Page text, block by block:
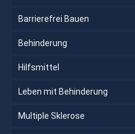
Barrierefrei Bauen
Behinderung
Hilfsmittel
Leben mit Behinderung
Multiple Sklerose